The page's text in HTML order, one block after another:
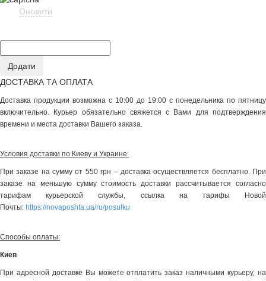
Оновити
ДОСТАВКА ТА ОПЛАТА
Доставка продукции возможна с 10:00 до 19:00 с понедельника по пятницу
включительно. Курьер обязательно свяжется с Вами для подтверждения
времени и места доставки Вашего заказа.
Условия доставки по Киеву и Украине:
При заказе на сумму от 550 грн – доставка осуществляется бесплатно. При
заказе на меньшую сумму стоимость доставки рассчитывается согласно
тарифам курьерской службы, ссылка на тарифы Новой
Почты: https://novaposhta.ua/ru/posulku
Способы оплаты:
Киев
При адресной доставке Вы можете отплатить заказ наличными курьеру, на